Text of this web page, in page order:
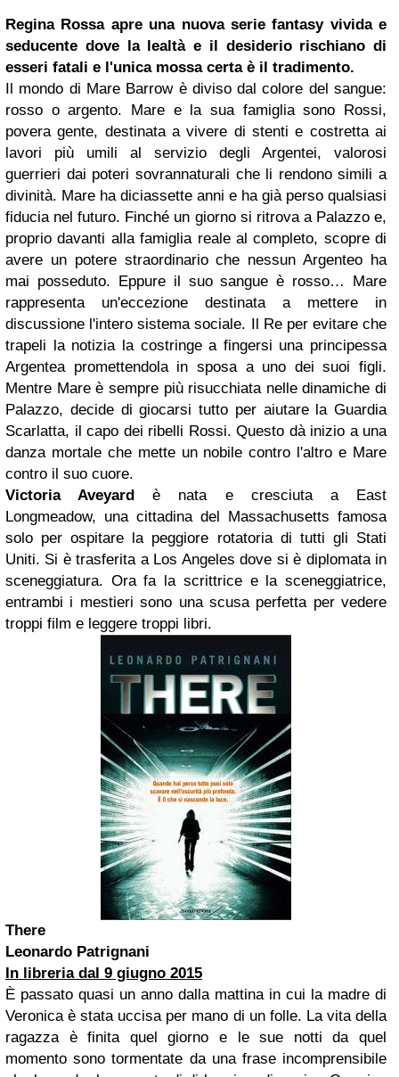
Regina Rossa apre una nuova serie fantasy vivida e
seducente dove la lealtà e il desiderio rischiano di
esseri fatali e l'unica mossa certa è il tradimento.
Il mondo di Mare Barrow è diviso dal colore del sangue:
rosso o argento. Mare e la sua famiglia sono Rossi,
povera gente, destinata a vivere di stenti e costretta ai
lavori più umili al servizio degli Argentei, valorosi
guerrieri dai poteri sovrannaturali che li rendono simili a
divinità. Mare ha diciassette anni e ha già perso qualsiasi
fiducia nel futuro. Finché un giorno si ritrova a Palazzo e,
proprio davanti alla famiglia reale al completo, scopre di
avere un potere straordinario che nessun Argenteo ha
mai posseduto. Eppure il suo sangue è rosso… Mare
rappresenta un'eccezione destinata a mettere in
discussione l'intero sistema sociale. Il Re per evitare che
trapeli la notizia la costringe a fingersi una principessa
Argentea promettendola in sposa a uno dei suoi figli.
Mentre Mare è sempre più risucchiata nelle dinamiche di
Palazzo, decide di giocarsi tutto per aiutare la Guardia
Scarlatta, il capo dei ribelli Rossi. Questo dà inizio a una
danza mortale che mette un nobile contro l'altro e Mare
contro il suo cuore.
Victoria Aveyard è nata e cresciuta a East
Longmeadow, una cittadina del Massachusetts famosa
solo per ospitare la peggiore rotatoria di tutti gli Stati
Uniti. Si è trasferita a Los Angeles dove si è diplomata in
sceneggiatura. Ora fa la scrittrice e la sceneggiatrice,
entrambi i mestieri sono una scusa perfetta per vedere
troppi film e leggere troppi libri.
There
Leonardo Patrignani
In libreria dal 9 giugno 2015
È passato quasi un anno dalla mattina in cui la madre di
Veronica è stata uccisa per mano di un folle. La vita della
ragazza è finita quel giorno e le sue notti da quel
momento sono tormentate da una frase incomprensibile